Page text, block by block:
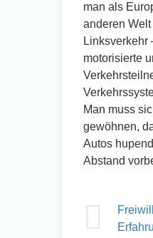
man als
anderen Welt
Linksverkehr
motorisierte
Man muss
gewöhnen,
Autos
Abstand